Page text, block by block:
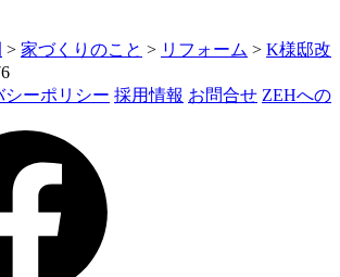
> 家づくりのこと > リフォーム > K様邸改
シーポリシー 採用情報 お問合せ ZEHへの